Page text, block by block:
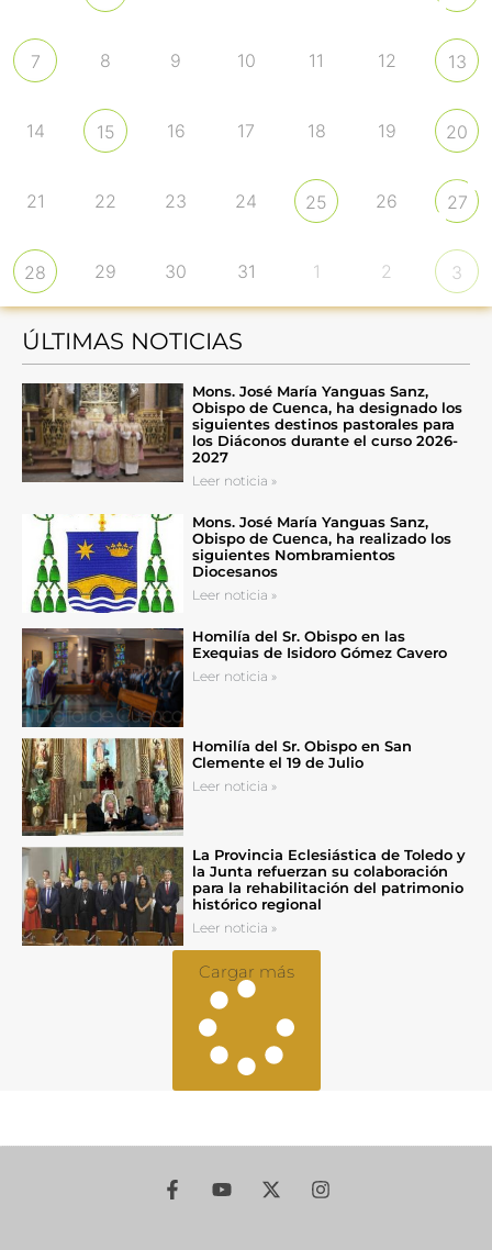
7 8 9 10 11 12 13
14 15 16 17 18 19 20
21 22 23 24 25 26 27
28 29 30 31 1 2 3
ÚLTIMAS NOTICIAS
Mons. José María Yanguas Sanz,
Obispo de Cuenca, ha designado los
siguientes destinos pastorales para
los Diáconos durante el curso 2026-
2027
Leer noticia »
Mons. José María Yanguas Sanz,
Obispo de Cuenca, ha realizado los
siguientes Nombramientos
Diocesanos
Leer noticia »
Homilía del Sr. Obispo en las
Exequias de Isidoro Gómez Cavero
Leer noticia »
Homilía del Sr. Obispo en San
Clemente el 19 de Julio
Leer noticia »
La Provincia Eclesiástica de Toledo y
la Junta refuerzan su colaboración
para la rehabilitación del patrimonio
histórico regional
Leer noticia »
Cargar más